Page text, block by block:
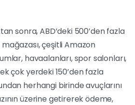
sonra, ABD’deki 500’den fazla
çeşitli Amazon
havaalanları, spor salonları,
çok yerdeki 150’den fazla
herhangi birinde avuçlarını
üzerine getirerek ödeme,